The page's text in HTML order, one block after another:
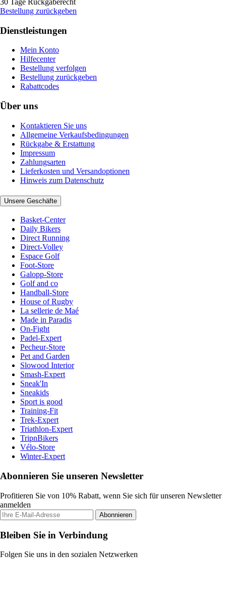
30 Tage Rückgaberecht
Bestellung zurückgeben
Dienstleistungen
Mein Konto
Hilfecenter
Bestellung verfolgen
Bestellung zurückgeben
Rabattcodes
Über uns
Kontaktieren Sie uns
Allgemeine Verkaufsbedingungen
Rückgabe & Erstattung
Impressum
Zahlungsarten
Lieferkosten und Versandoptionen
Hinweis zum Datenschutz
Unsere Geschäfte
Basket-Center
Daily Bikers
Direct Running
Direct-Volley
Espace Golf
Foot-Store
Galopp-Store
Golf and co
Handball-Store
House of Rugby
La sellerie de Maé
Made in Paradis
On-Fight
Padel-Expert
Pecheur-Store
Pet and Garden
Slowood Interior
Smash-Expert
Sneak'In
Sneakids
Sport is good
Training-Fit
Trek-Expert
Triathlon-Expert
TripnBikers
Vélo-Store
Winter-Expert
Abonnieren Sie unseren Newsletter
Profitieren Sie von 10% Rabatt, wenn Sie sich für unseren Newsletter
anmelden
Abonnieren
Bleiben Sie in Verbindung
Folgen Sie uns in den sozialen Netzwerken